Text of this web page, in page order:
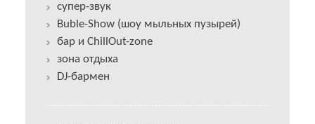
супер-звук
Buble-Show (шоу мыльных пузырей)
бар и ChillOut-zone
зона отдыха
DJ-бармен